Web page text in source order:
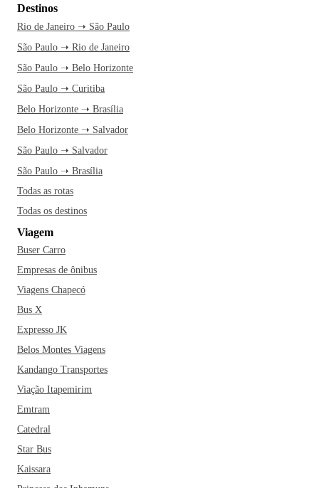
Destinos
Rio de Janeiro ➝ São Paulo
São Paulo ➝ Rio de Janeiro
São Paulo ➝ Belo Horizonte
São Paulo ➝ Curitiba
Belo Horizonte ➝ Brasília
Belo Horizonte ➝ Salvador
São Paulo ➝ Salvador
São Paulo ➝ Brasília
Todas as rotas
Todas os destinos
Viagem
Buser Carro
Empresas de ônibus
Viagens Chapecó
Bus X
Expresso JK
Belos Montes Viagens
Kandango Transportes
Viação Itapemirim
Emtram
Catedral
Star Bus
Kaissara